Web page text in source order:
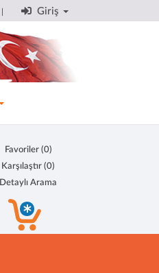
Giriş
Favoriler (0)
Karşılaştır (0)
Detaylı Arama